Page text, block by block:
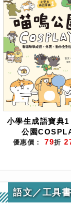
小學生成語寶典1
公園
優惠價： 79折
語文／工具書